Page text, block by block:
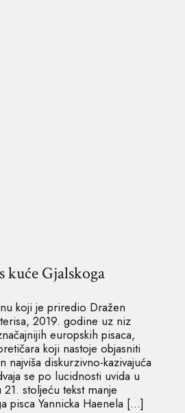
kuće Gjalskoga
koji je priredio Dražen
2019. godine uz niz
europskih pisaca,
koji nastoje objasniti
najviša diskurzivno-kazivajuća
se po lucidnosti uvida u
stoljeću tekst manje
pisca Yannicka Haenela […]